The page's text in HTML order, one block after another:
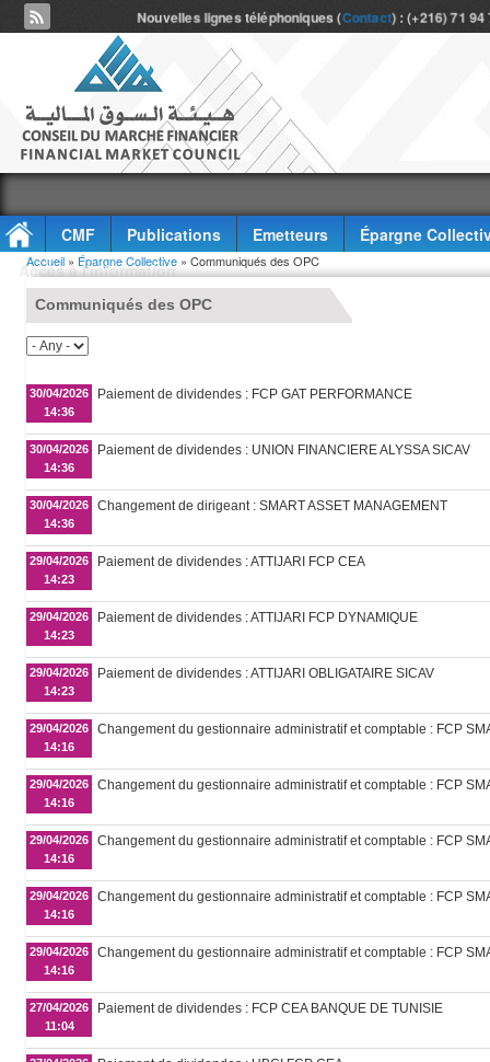
Nouvelles lignes téléphoniques (Contact) : (+216) 71
CMF Publications Emetteurs
Épargne
Accès à l'information
Vous êtes ici
Accueil » Épargne Collective » Communiqués des OPC
Communiqués des OPC
30/04/2026
14:36
Paiement de dividendes : FCP GAT PERFORMANCE
30/04/2026
14:36
Paiement de dividendes : UNION FINANCIERE ALYSSA SICAV
30/04/2026
14:36
Changement de dirigeant : SMART ASSET MANAGEMENT
29/04/2026
14:23
Paiement de dividendes : ATTIJARI FCP CEA
29/04/2026
14:23
Paiement de dividendes : ATTIJARI FCP DYNAMIQUE
29/04/2026
14:23
Paiement de dividendes : ATTIJARI OBLIGATAIRE SICAV
29/04/2026
14:16
Changement du gestionnaire administratif et comptable : FCP
29/04/2026
14:16
Changement du gestionnaire administratif et comptable : FCP
29/04/2026
14:16
Changement du gestionnaire administratif et comptable : FCP
29/04/2026
14:16
Changement du gestionnaire administratif et comptable : FCP
29/04/2026
14:16
Changement du gestionnaire administratif et comptable : FCP
27/04/2026
11:04
Paiement de dividendes : FCP CEA BANQUE DE TUNISIE